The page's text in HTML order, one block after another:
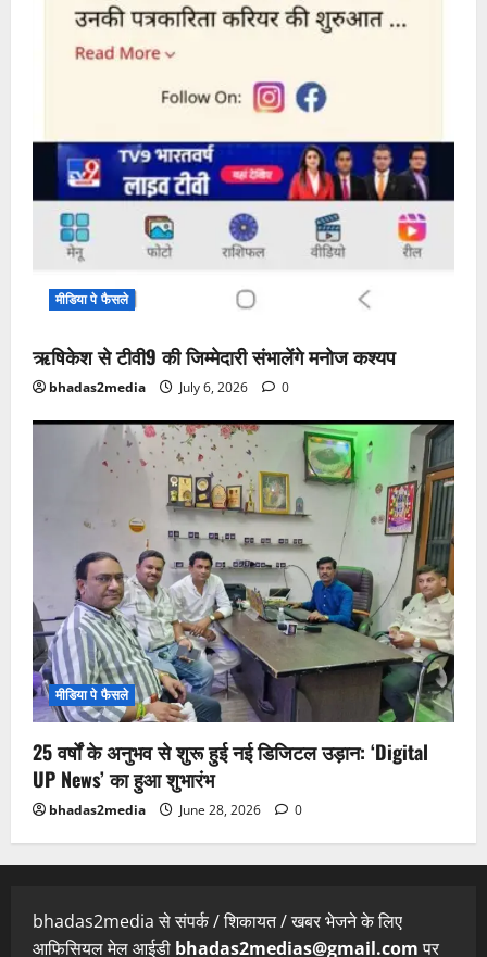
मीडिया पे फैसले
ऋषिकेश से टीवी9 की जिम्मेदारी संभालेंगे मनोज कश्यप
bhadas2media July 6, 2026 0
मीडिया पे फैसले
25 वर्षों के अनुभव से शुरू हुई नई डिजिटल उड़ान: ‘Digital
UP News’ का हुआ शुभारंभ
bhadas2media June 28, 2026 0
bhadas2media से संपर्क / शिकायत / खबर भेजने के लिए
आफिसियल मेल आईडी bhadas2medias@gmail.comपर